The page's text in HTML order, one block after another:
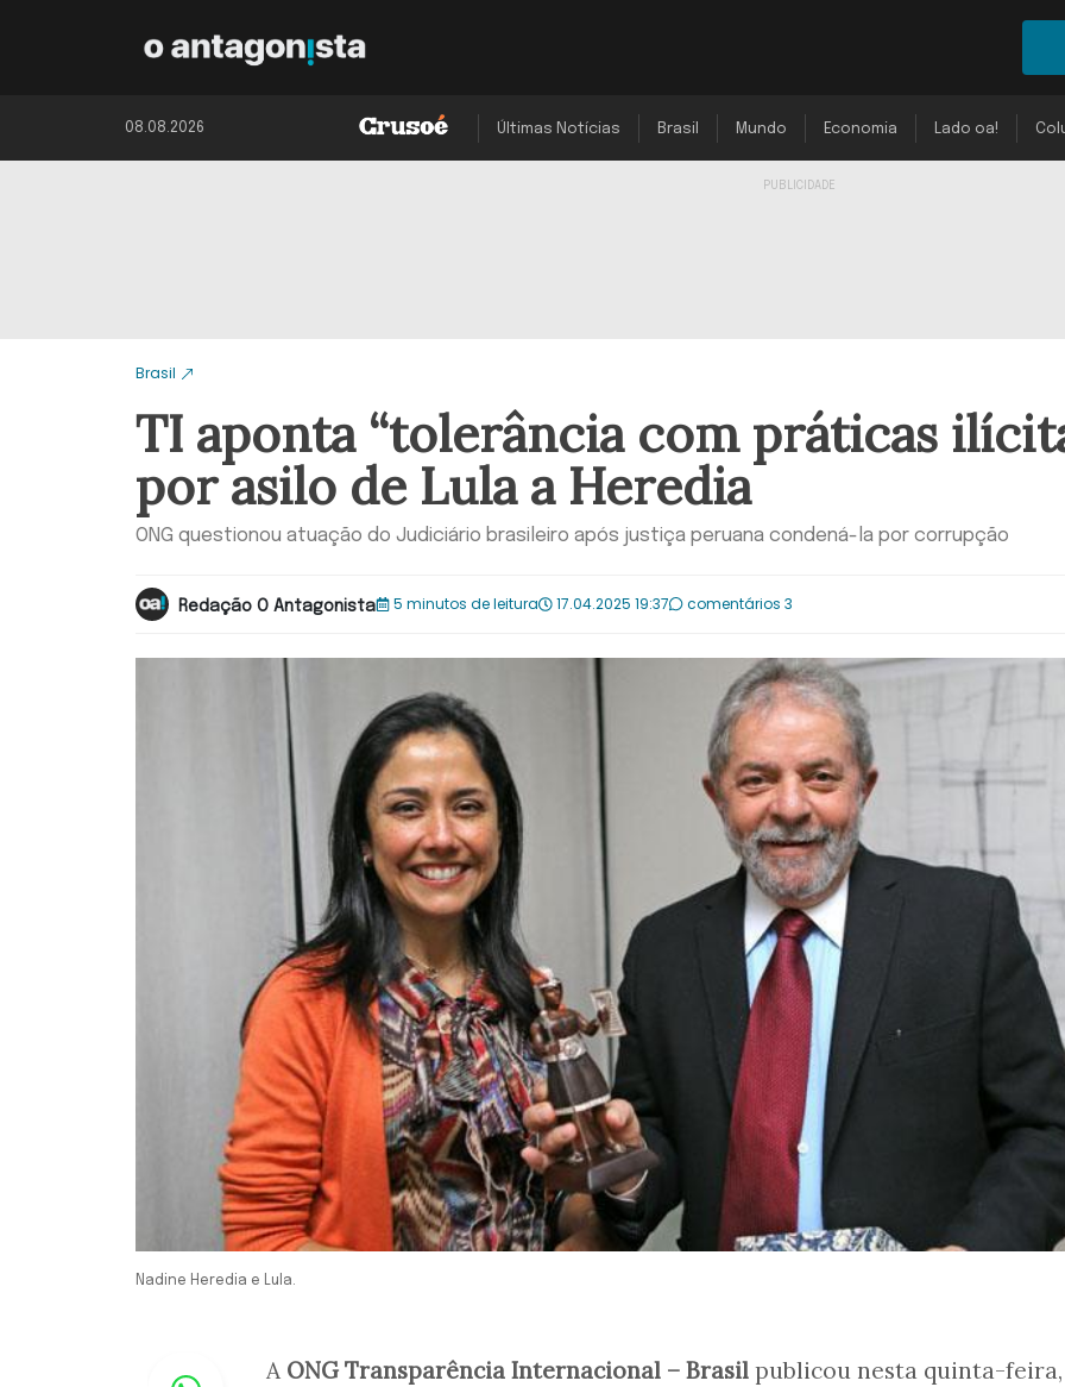
08.08.2026 Últimas Notícias Brasil Mundo Economia Lado oa!
Brasil
TI aponta “tolerância com práticas
por asilo de Lula a Heredia
ONG questionou atuação do Judiciário brasileiro após justiça peruana condená-la por corrupção
Redação O Antagonista 5 minutos de leitura 17.04.2025 19:37 comentários 3
Nadine Heredia e Lula.
Whastapp
A ONG Transparência Internacional – Brasil publicou nesta quinta-feira,